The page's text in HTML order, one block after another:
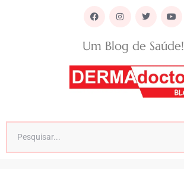
Um Blog de Saúde!